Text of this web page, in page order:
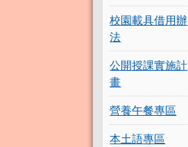
校園載具借用辦
法
公開授課實施計
畫
營養午餐專區
本土語專區